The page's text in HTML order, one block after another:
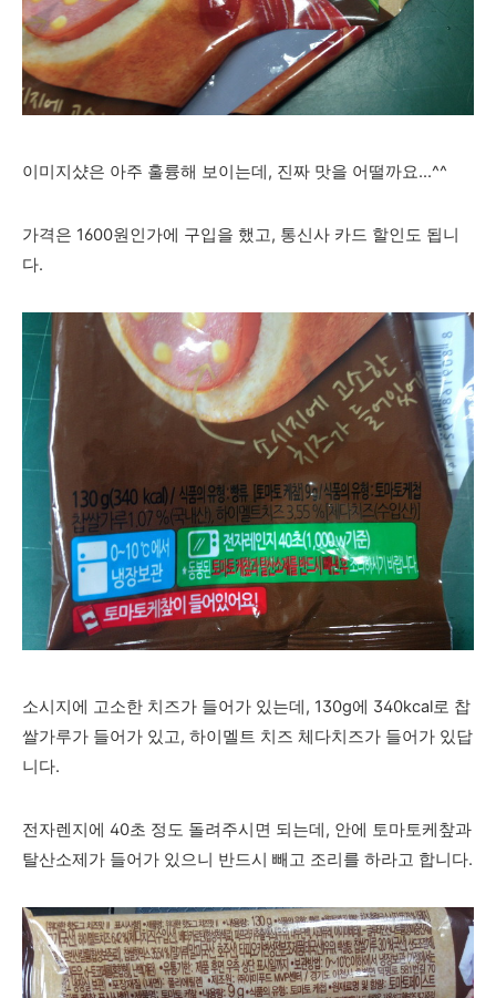
이미지샸은 아주 훌륭해 보이는데, 진짜 맛을 어떨까요...^^
가격은 1600원인가에 구입을 했고, 통신사 카드 할인도 됩니
다.
소시지에 고소한 치즈가 들어가 있는데, 130g에 340kcal로 찹
쌀가루가 들어가 있고, 하이멜트 치즈 체다치즈가 들어가 있답
니다.
전자렌지에 40초 정도 돌려주시면 되는데, 안에 토마토케챂과
탈산소제가 들어가 있으니 반드시 빼고 조리를 하라고 합니다.